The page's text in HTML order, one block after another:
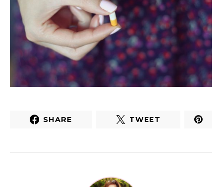
SHARE TWEET